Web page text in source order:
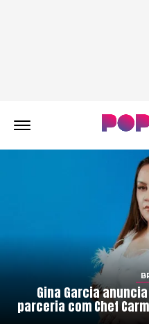
Gina Garcia
parceria com Chef